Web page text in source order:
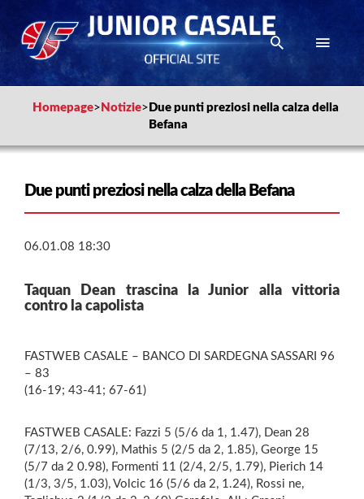
Homepage> Notizie> Due punti preziosi nella calza della
Befana
Due punti preziosi nella calza della Befana
06.01.08 18:30
Taquan Dean trascina la Junior alla vittoria
contro la capolista
FASTWEB CASALE – BANCO DI SARDEGNA SASSARI 96
– 83
(16-19; 43-41; 67-61)
FASTWEB CASALE: Fazzi 5 (5/6 da 1, 1.47), Dean 28
(7/13, 2/6, 0.99), Mathis 5 (2/5 da 2, 1.85), George 15
(5/7 da 2 0.98), Formenti 11 (2/4, 2/5, 1.79), Pierich 14
(1/3, 3/5, 1.03), Volcic 16 (5/6 da 2, 1.24), Rossi ne,